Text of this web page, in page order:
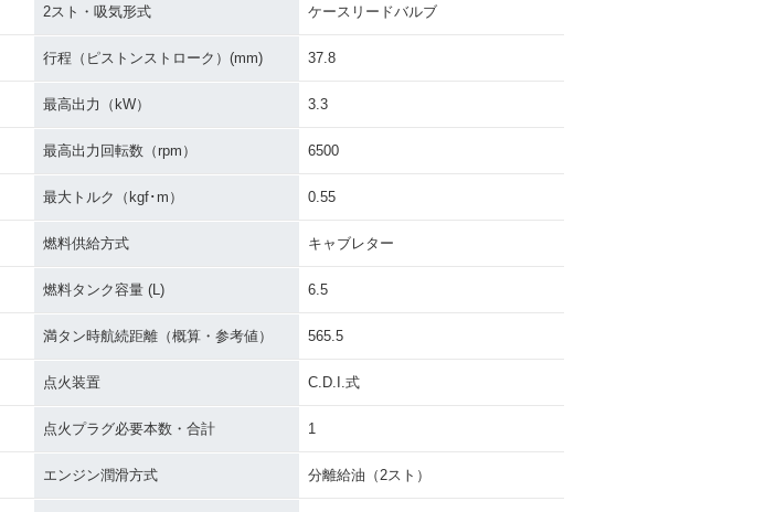
2スト・吸気形式 ケースリードバルブ
行程（ピストンストローク）(mm) 37.8
最高出力（kW） 3.3
最高出力回転数（rpm） 6500
最大トルク（kgf･m） 0.55
燃料供給方式 キャブレター
燃料タンク容量 (L) 6.5
満タン時航続距離（概算・参考値） 565.5
点火装置 C.D.I.式
点火プラグ必要本数・合計 1
エンジン潤滑方式 分離給油（2スト）